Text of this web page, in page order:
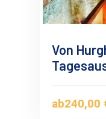
Von
Guide
ab240,00